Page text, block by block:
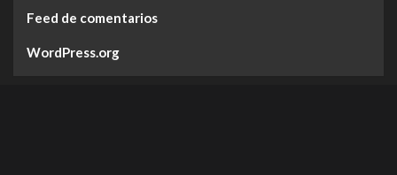
Feed de comentarios
WordPress.org